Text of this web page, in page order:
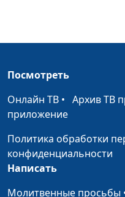
Свадьба вселенского
масштаба
Вавилон как система
религиозного
В ожидании Христа
Посмотреть
Онлайн ТВ • Архив ТВ
приложение
Политика обработки
конфиденциальности
Написать
Молитвенные просьбы